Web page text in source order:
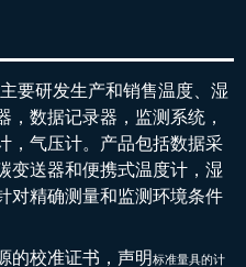
要研发生产和销售温度、湿
，数据记录器，监测系统，
，气压计。产品包括数据采
变送器和便携式温度计，湿
对精确测量和监测环境条件
的校准证书，声明标准量具的计